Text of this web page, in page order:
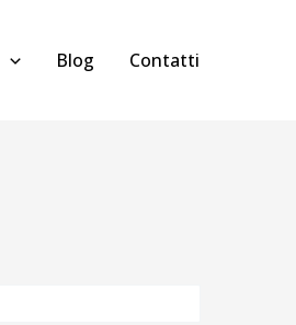
Blog Contatti